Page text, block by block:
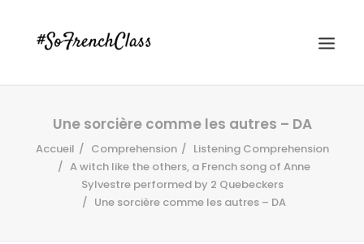
Une sorcière comme les autres – DA
Accueil Comprehension
Listening Comprehension
A witch like the others, a French song of Anne
Sylvestre performed by 2 Quebeckers
Une sorcière comme les autres – DA